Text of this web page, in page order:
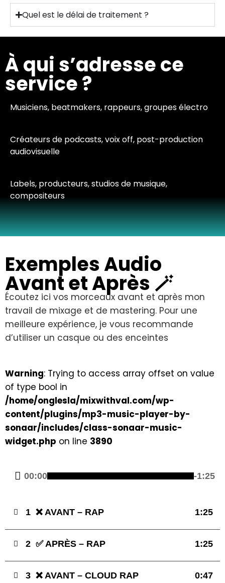
Quel est le délai de traitement ?
À qui s’adresse ce
service ?
Musiciens, beatmakers, rappeurs,groupes électro
Créateurs de podcasts,voix off, post-production
audiovisuelle
Labels, producteurs,studios de musique,
compositeurs
Exemples Audio
Avant et Après 🪄
Écoutez ici vos morceaux avant et après mon
travail de mixage et de mastering. Pour une
meilleure expérience, je vous recommande
d’utiliser un casque ou des enceintes
Warning: Trying to access array offset on value
of type bool in
/home/onglesla/mixwithval.com/wp-
content/plugins/mp3-music-player-by-
sonaar/includes/class-sonaar-music-
widget.php on line 3890
00:00 -1:25
1 ❌ AVANT – RAP 1:25
2 ✅ APRÈS – RAP 1:25
3 ❌ AVANT – CLOUD RAP 0:47